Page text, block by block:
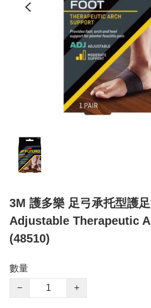
3M 護多樂 足弓承托型護
Adjustable Therapeutic
(48510)
數量
−
+